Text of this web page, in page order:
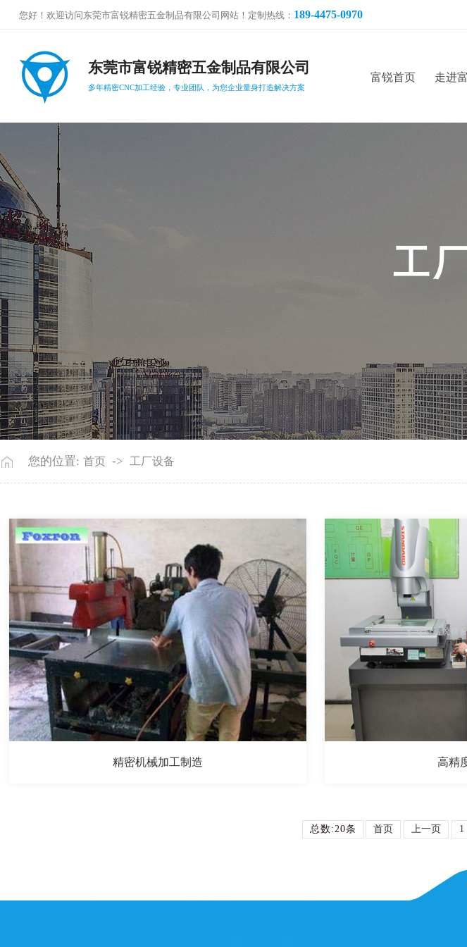
您好！欢迎访问东莞市富锐精密五金制品有限公司网站！定制热线： 189-4475-0970
东莞市富锐精密五金制品有限公司
多年精密CNC加工经验，专业团队，为您企业量身打造解决方案
富锐首页 走进
工
您的位置: 首页 -> 工厂设备
精密机械加工制造 高精
总数:20条 首页 上一页 1